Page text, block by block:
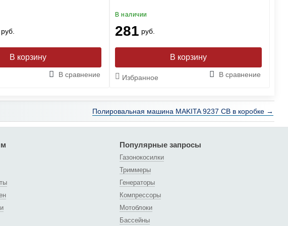
руб.
В сравнение
В наличии
281 руб.
Избранное В сравнение
Полировальная машина MAKITA 9237 CB в коробке →
Популярные запросы
Газонокосилки
Триммеры
Генераторы
Компрессоры
Мотоблоки
Бассейны